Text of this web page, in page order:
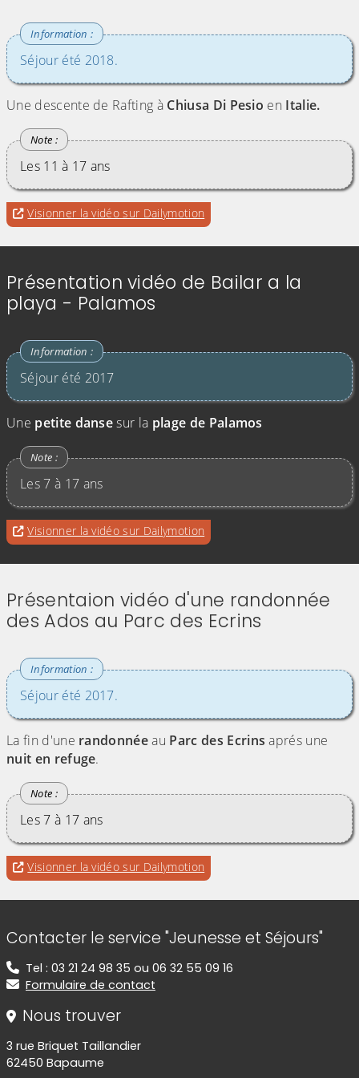
Séjour été 2018.
Une descente de Rafting à Chiusa Di Pesio en Italie.
Les 11 à 17 ans
Evitez la vidéo intégrée ci-après et aller au
Visionner la vidéo sur Dailymotion
Présentation vidéo de Bailar a la
playa - Palamos
Séjour été 2017
Une petite dansesur la plage de Palamos
Les 7 à 17 ans
Evitez la vidéo intégrée ci-après et aller au
Visionner la vidéo sur Dailymotion
Présentaion vidéo d'une randonnée
des Ados au Parc des Ecrins
Séjour été 2017.
La fin d'une randonnéeau Parc des Ecrins aprés une
nuit en refuge.
Les 7 à 17 ans
Evitez la vidéo intégrée ci-après et aller au
Visionner la vidéo sur Dailymotion
Informations de contact
Contacter le service "Jeunesse et Séjours"
Tel : 03 21 24 98 35 ou 06 32 55 09 16
Formulaire de contact
Nous trouver
3 rue Briquet Taillandier
62450 Bapaume